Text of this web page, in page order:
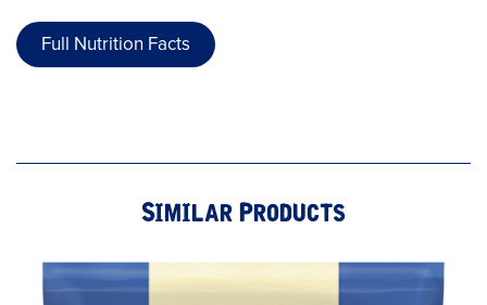
Full Nutrition Facts
Similar Products